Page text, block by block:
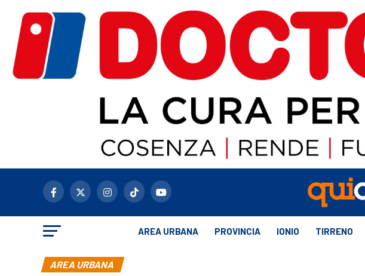
AREA URBANA PROVINCIA IONIO TIRRENO
AREA URBANA